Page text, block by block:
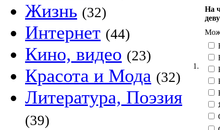
Жизнь (32)
Интернет (44)
Кино, видео (23)
Красота и Мода (32)
Литература, Поэзия
(39)
1.
На